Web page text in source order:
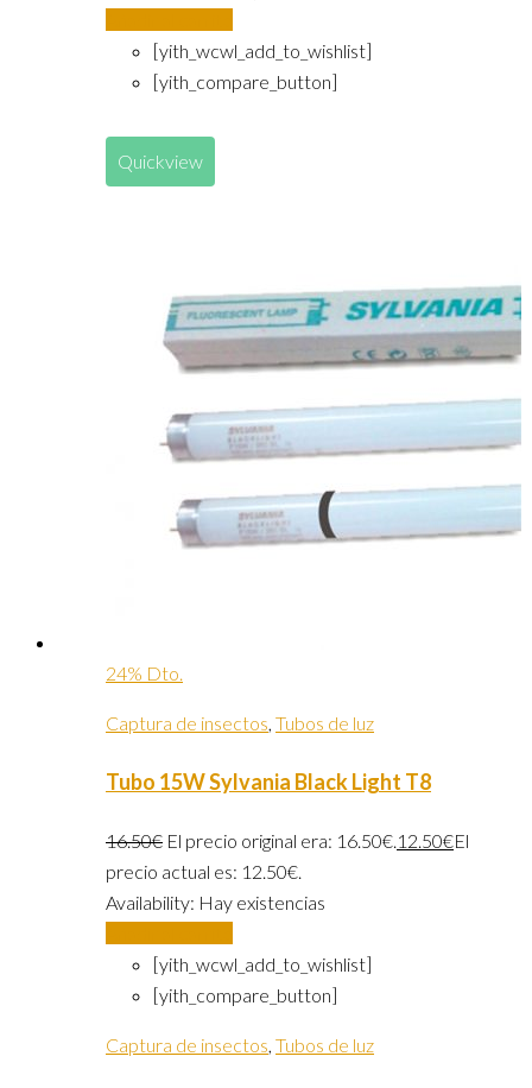
[yith_wcwl_add_to_wishlist]
[yith_compare_button]
Quickview
24% Dto.
Captura de insectos, Tubos de luz
Tubo 15W Sylvania Black Light T8
16.50€ El precio original era: 16.50€. 12.50€El
precio actual es: 12.50€.
Availability: Hay existencias
[yith_wcwl_add_to_wishlist]
[yith_compare_button]
Captura de insectos Tubos de luz